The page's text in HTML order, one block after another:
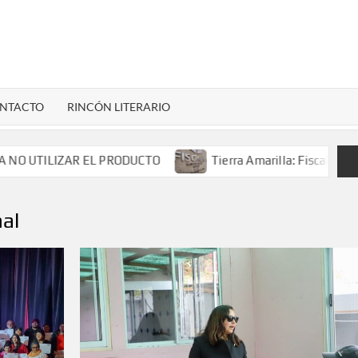
RINCÓN LITERARIO
EL PRODUCTO Tierra Amarilla: Fiscalía investiga